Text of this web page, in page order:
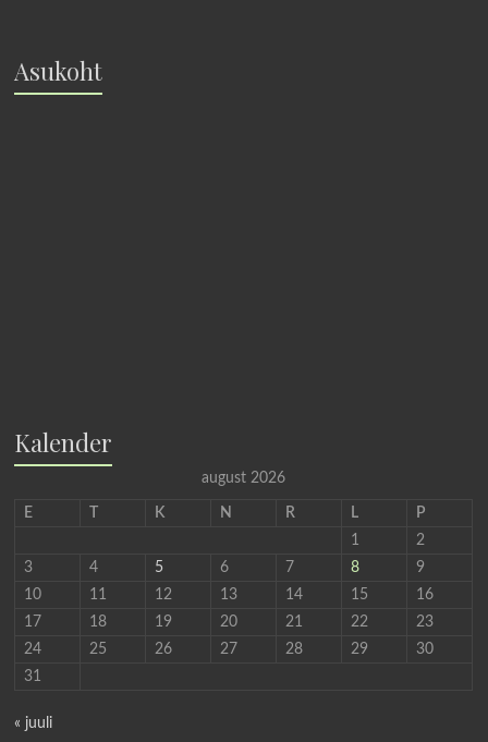
Asukoht
Kalender
august 2026
E K N R L
P
1
2
3
4 5 6 7 8
9
10
11 12 13 14 15
16
17
18 19 20 21 22
23
24
25 26 27 28 29
30
31
« juuli